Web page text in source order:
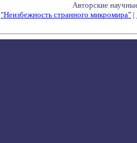
Авторские
"Неизбежность странного микромира" |